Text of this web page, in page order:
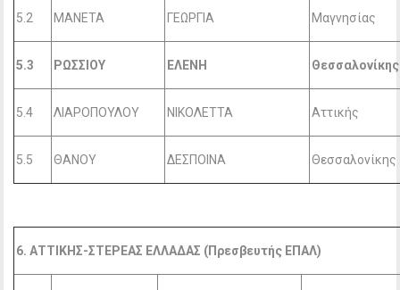
5.2 ΜΑΝΕΤΑ ΓΕΩΡΓΙΑ Μαγνησίας
5.3 ΡΩΣΣΙΟΥ ΕΛΕΝΗ Θεσσαλονίκης
5.4 ΛΙΑΡΟΠΟΥΛΟΥ ΝΙΚΟΛΕΤΤΑ Αττικής
5.5 ΘΑΝΟΥ ΔΕΣΠΟΙΝΑ Θεσσαλονίκης
6. ΑΤΤΙΚΗΣ-ΣΤΕΡΕΑΣ ΕΛΛΑΔΑΣ (Πρεσβευτής ΕΠΑΛ)